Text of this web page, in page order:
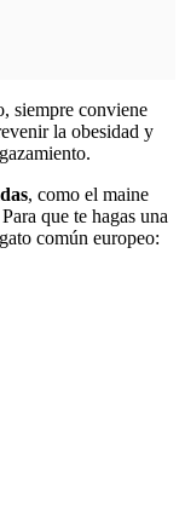
siempre conviene
la obesidad y
, como el maine
que te hagas una
común europeo: